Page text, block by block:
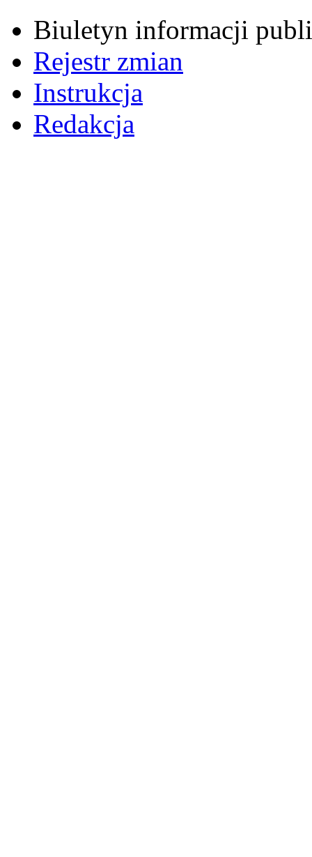
Biuletyn informacji
Rejestr zmian
Instrukcja
Redakcja